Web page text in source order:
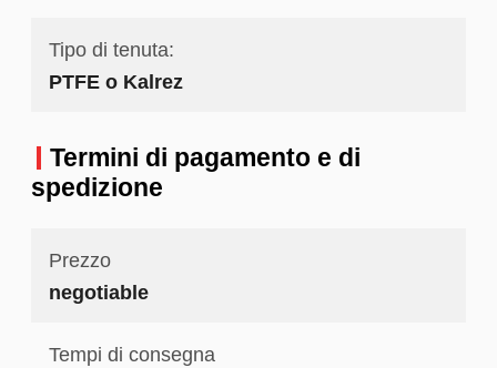
Tipo di tenuta:
PTFE o Kalrez
Termini di pagamento e di
spedizione
Prezzo
negotiable
Tempi di consegna